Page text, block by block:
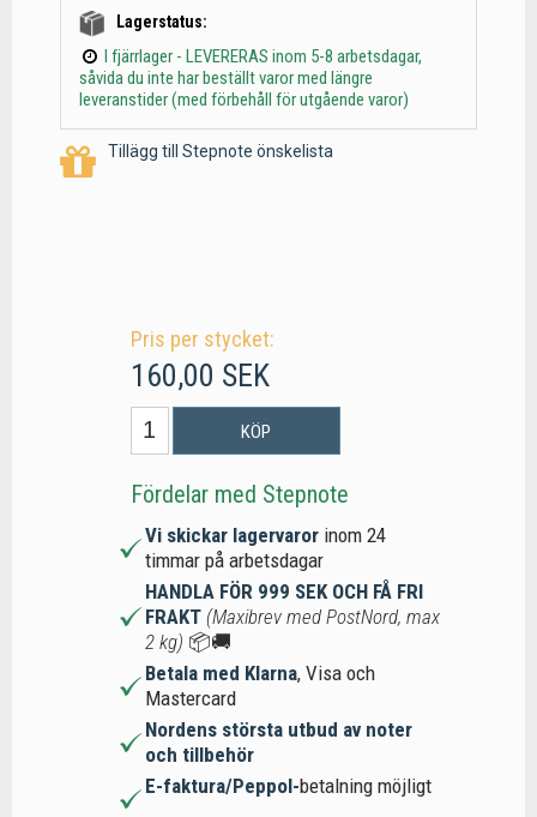
Lagerstatus:
I fjärrlager - LEVERERAS inom 5-8 arbetsdagar,
såvida du inte har beställt varor med längre
leveranstider (med förbehåll för utgående varor)
Tillägg till Stepnote önskelista
Pris per stycket:
160,00 SEK
KÖP
Fördelar med Stepnote
Vi skickar lagervaror inom 24
timmar på arbetsdagar
HANDLA FÖR 999 SEK OCH FÅ FRI
FRAKT (Maxibrev med PostNord, max
2 kg) 📦🚚
Betala med Klarna, Visa och
Mastercard
Nordens största utbud av noter
och tillbehör
E-faktura/Peppol-betalning möjligt